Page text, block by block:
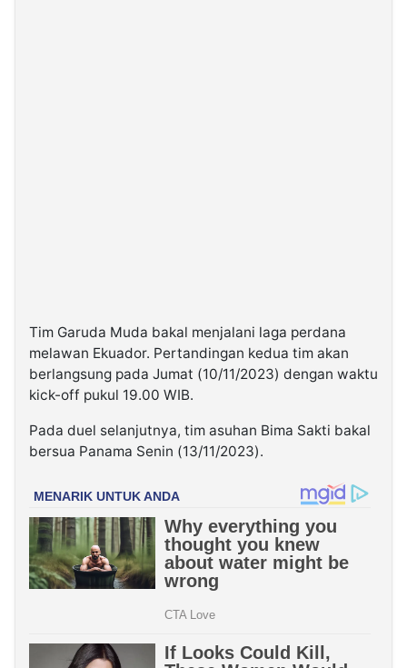
Tim Garuda Muda bakal menjalani laga perdana
melawan Ekuador. Pertandingan kedua tim akan
berlangsung pada Jumat (10/11/2023) dengan waktu
kick-off pukul 19.00 WIB.
Pada duel selanjutnya, tim asuhan Bima Sakti bakal
bersua Panama Senin (13/11/2023).